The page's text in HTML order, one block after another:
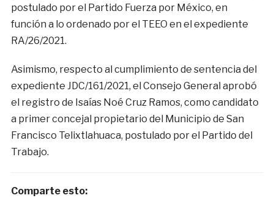
postulado por el Partido Fuerza por México, en
función a lo ordenado por el TEEO en el expediente
RA/26/2021.
Asimismo, respecto al cumplimiento de sentencia del
expediente JDC/161/2021, el Consejo General aprobó
el registro de Isaías Noé Cruz Ramos, como candidato
a primer concejal propietario del Municipio de San
Francisco Telixtlahuaca, postulado por el Partido del
Trabajo.
Comparte esto: